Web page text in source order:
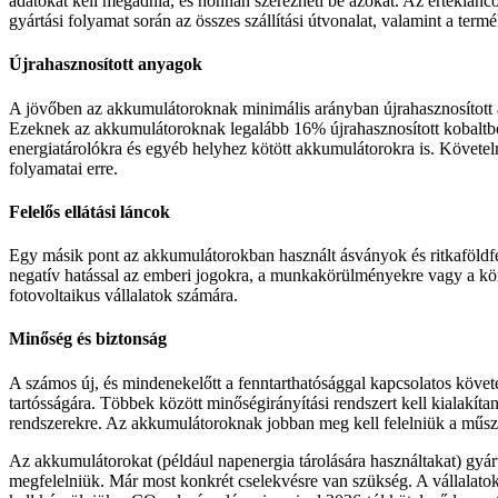
gyártási folyamat során az összes szállítási útvonalat, valamint a
Újrahasznosított anyagok
A jövőben az akkumulátoroknak minimális arányban
Ezeknek az akkumulátoroknak legalább 16% újrahasznosított
energiatárolókra és egyéb helyhez kötött akkumulátorokra is.
folyamatai erre.
Felelős ellátási láncok
Egy másik pont az akkumulátorokban használt ásványok és
negatív hatással az emberi jogokra, a munkakörülményekre vagy a
fotovoltaikus vállalatok számára.
Minőség és biztonság
A számos új, és mindenekelőtt a fenntarthatósággal kapcsolatos
tartósságára. Többek között minőségirányítási rendszert kell
rendszerekre. Az akkumulátoroknak jobban meg kell felelniük a
Az akkumulátorokat (például napenergia tárolására használtakat)
megfelelniük. Már most konkrét cselekvésre van szükség. A